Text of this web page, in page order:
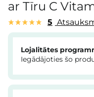
ar Tīru C
5
Lojalitātes
Iegādājoties šo